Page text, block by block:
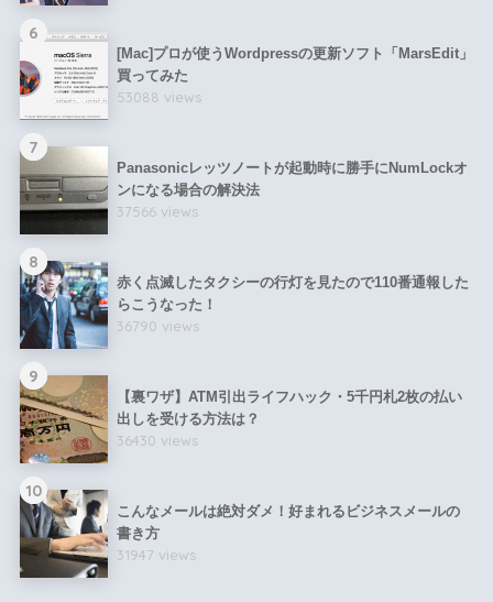
6
[Mac]プロが使うWordpressの更新ソフト「MarsEdit」
買ってみた
53088 views
7
Panasonicレッツノートが起動時に勝手にNumLockオ
ンになる場合の解決法
37566 views
8
赤く点滅したタクシーの行灯を見たので110番通報した
らこうなった！
36790 views
9
【裏ワザ】ATM引出ライフハック・5千円札2枚の払い
出しを受ける方法は？
36430 views
10
こんなメールは絶対ダメ！好まれるビジネスメールの
書き方
31947 views